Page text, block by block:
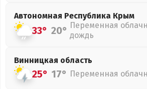
Автономная Республика Крым
33° 20° Переменная
дождь
Винницкая область
25° 17° Переменная